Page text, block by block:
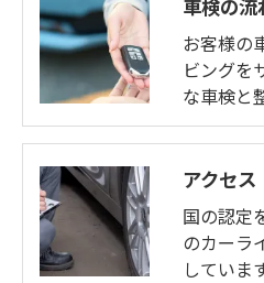
車検の流
お客様の
ビングを
な車検と
アクセス
国の認定
のカーラ
していま